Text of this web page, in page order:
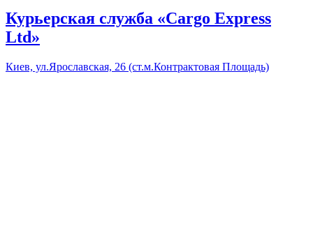
Курьерская служба «Cargo Express
Ltd»
Киев, ул.Ярославская, 26 (ст.м.Контрактовая Площадь)